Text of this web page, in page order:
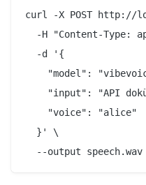
curl -X POST http://
-H "Content-Type:
  -d '{
"model":
"input": "API
    "voice": "alice"
  }' \